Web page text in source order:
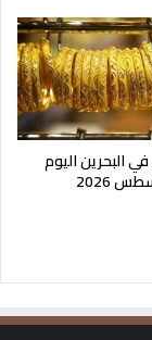
من قلعة شوري
يوكيتشي”، أحد
البحرين اليوم